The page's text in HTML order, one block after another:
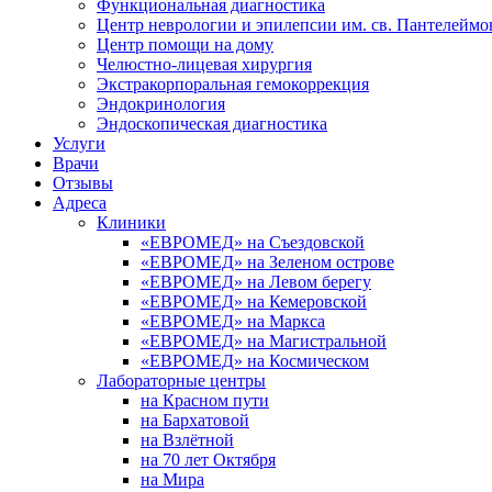
Функциональная диагностика
Центр неврологии и эпилепсии им. св.
Центр помощи на дому
Челюстно-лицевая хирургия
Экстракорпоральная гемокоррекция
Эндокринология
Эндоскопическая диагностика
Услуги
Врачи
Отзывы
Адреса
Клиники
«ЕВРОМЕД» на Съездовской
«ЕВРОМЕД» на Зеленом острове
«ЕВРОМЕД» на Левом берегу
«ЕВРОМЕД» на Кемеровской
«ЕВРОМЕД» на Маркса
«ЕВРОМЕД» на Магистральной
«ЕВРОМЕД» на Космическом
Лабораторные центры
на Красном пути
на Бархатовой
на Взлётной
на 70 лет Октября
на Мира